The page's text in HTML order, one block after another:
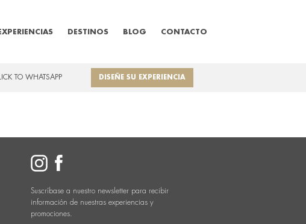
EXPERIENCIAS DESTINOS BLOG CONTACTO
TO WHATSAPP DISEÑE SU EXPERIENCIA
Suscríbase a nuestro newsletter para recibir
información de nuestras experiencias y
promociones.